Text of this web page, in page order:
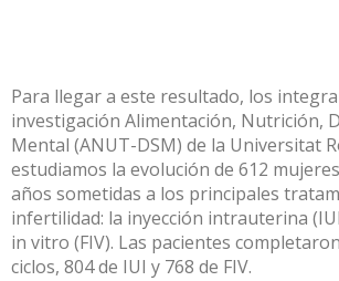
Para llegar a este resultado, los
investigación Alimentación, Nutrición,
Mental (ANUT-DSM) de la Universitat
estudiamos la evolución de 612
años sometidas a los principales
infertilidad: la inyección intrauterina
in vitro (FIV). Las pacientes
ciclos, 804 de IUI y 768 de FIV.